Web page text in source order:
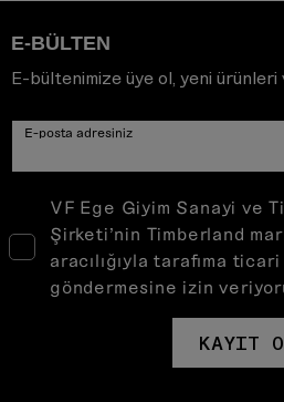
E-BÜLTEN
E-bültenimize üye ol, yeni ürünleri
E-posta adresiniz
VF Ege Giyim Sanayi ve
Şirketi’nin Timberland
aracılığıyla tarafıma
göndermesine izin
KAYIT